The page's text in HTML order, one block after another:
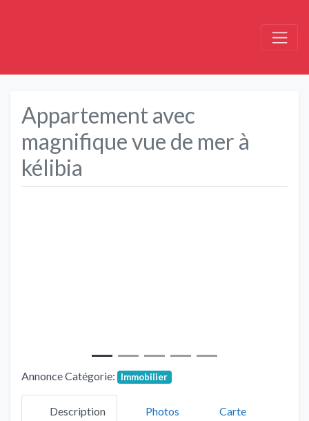
Appartement avec
magnifique vue de mer à
kélibia
Annonce Catégorie: Immobilier
Description Photos Carte